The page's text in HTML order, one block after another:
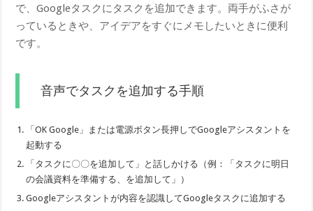
で、Googleタスクにタスクを追加できます。両手がふさが
っているときや、アイデアをすぐにメモしたいときに便利
です。
音声でタスクを追加する手順
「OK Google」または電源ボタン長押しでGoogleアシスタントを
起動する
「タスクに〇〇を追加して」と話しかける（例：「タスクに明日
の会議資料を準備する、を追加して」）
Googleアシスタントが内容を認識してGoogleタスクに追加する